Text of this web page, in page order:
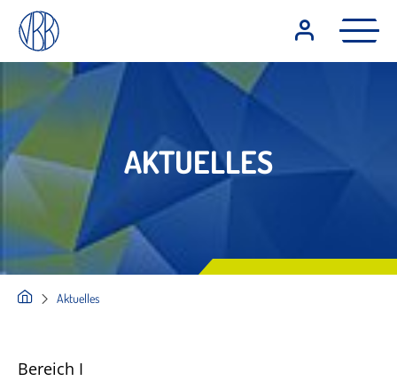
AKTUELLES
Aktuelles
Bereich I